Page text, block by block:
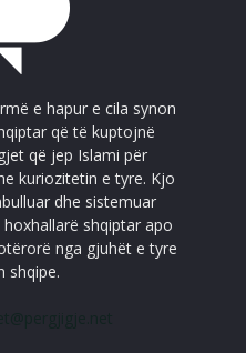
e hapur e cila synon
që të kuptojnë
që jep Islami për
kuriozitetin e tyre. Kjo
dhe sistemuar
shqiptar apo
nga gjuhët e tyre
shqipe.